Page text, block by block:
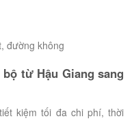
đường không
từ Hậu Giang sang
kiệm tối đa chi phí, thời